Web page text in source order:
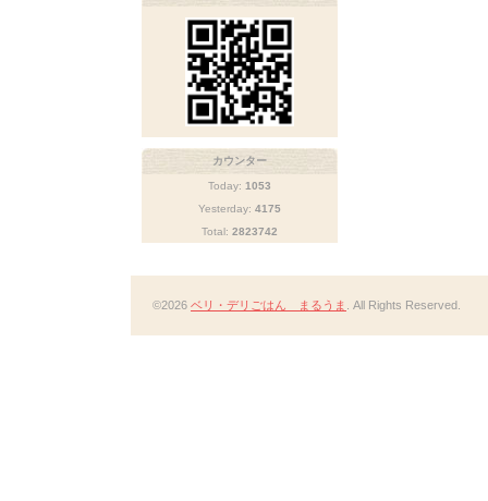
カウンター
Today: 1053
Yesterday: 4175
Total: 2823742
©2026 ベリ・デリごはん まるうま . All Rights Reserved.